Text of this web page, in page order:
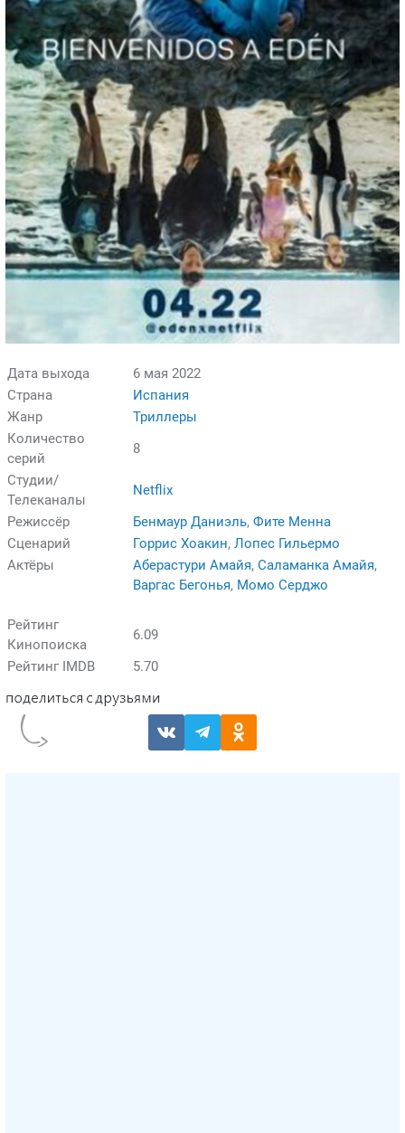
Дата выхода
6 мая 2022
Страна
Испания
Жанр
Триллеры
Количество
серий
8
Студии/
Телеканалы
Netflix
Режиссёр
Бенмаур Даниэль, Фите Менна
Сценарий
Горрис Хоакин, Лопес Гильермо
Актёры
Аберастури Амайя, Саламанка Амайя,
Варгас Бегонья, Момо Серджо
Рейтинг
Кинопоиска
6.09
Рейтинг IMDB
5.70